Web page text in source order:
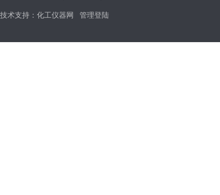
技术支持： 化工仪器网 管理登陆